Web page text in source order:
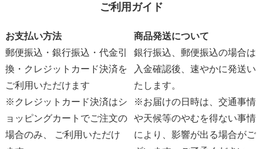
ご利用ガイド
お支払い方法
郵便振込・銀行振込・代金引
換・クレジットカード決済を
ご利用いただけます
※クレジットカード決済はシ
ョッピングカートでご注文の
場合のみ、 ご利用いただけ
商品発送について
銀行振込、郵便振込の場合は
入金確認後、速やかに発送い
たします。
※お届けの日時は、交通事情
や天候等のやむを得ない事情
により、影響が出る場合がご